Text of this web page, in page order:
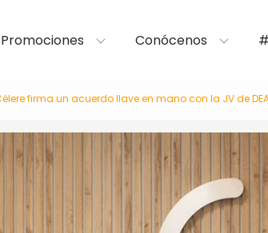
Promociones Conócenos
firma un acuerdo llave en mano con la JV de